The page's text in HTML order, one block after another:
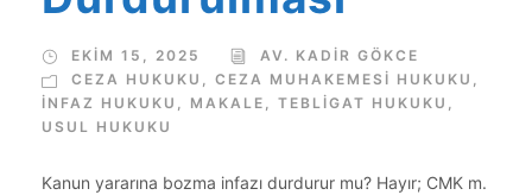
EKIM 15, 2025
AV. KADIR GÖKCE
CEZA HUKUKU , CEZA MUHAKEMESI HUKUKU ,
İNFAZ HUKUKU , MAKALE , TEBLIGAT HUKUKU ,
USUL HUKUKU
Kanun yararına bozma infazı durdurur mu? Hayır; CMK m.